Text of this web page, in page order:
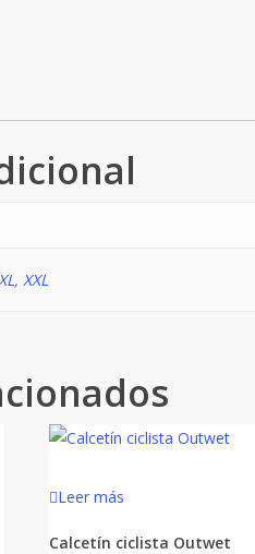
, XXL
Leer más
Calcetín ciclista Outwet